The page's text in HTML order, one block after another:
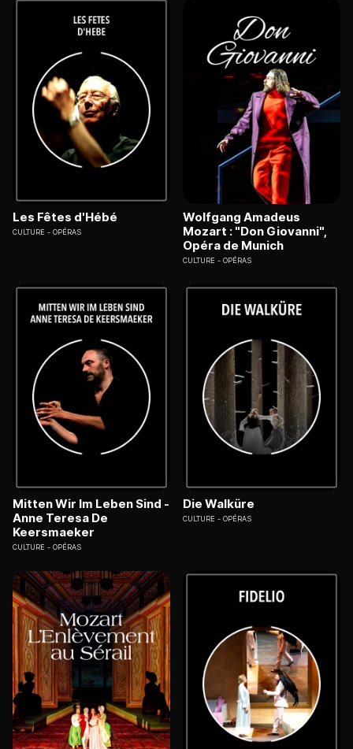
Les Fêtes d'Hébé
CULTURE OPÉRAS
Wolfgang Amadeus
Mozart : "Don Giovanni",
Opéra de Munich
CULTURE OPÉRAS
Mitten Wir Im Leben Sind -
Anne Teresa De
Keersmaeker
CULTURE OPÉRAS
Die Walküre
CULTURE OPÉRAS